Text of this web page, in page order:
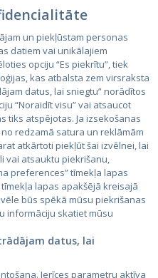
CVbankas.lt
un piekļūstam personas
datiem vai unikālajiem
opciju “Es piekrītu”, tiek
kas atbalsta zem virsraksta
datus, lai sniegtu” norādītos
“Noraidīt visu” vai atsaucot
tiks atspējotas. Ja izsekošanas
redzamā satura un reklāmām
atkārtoti piekļūt šai izvēlnei, lai
vai atsauktu piekrišanu,
preferences” tīmekļa lapas
lapas apakšējā kreisajā
būs spēkā mūsu piekrišanas
informāciju skatiet mūsu
datus, lai
Ierīces parametru aktīva